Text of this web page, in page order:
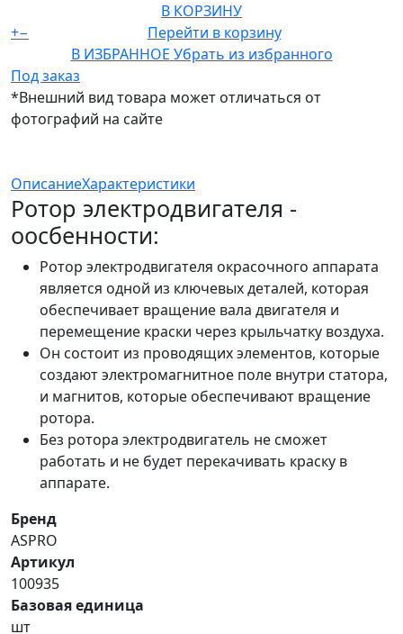
В КОРЗИНУ
+−
Перейти в корзину
В ИЗБРАННОЕ Убрать из избранного
Под заказ
*Внешний вид товара может отличаться от
фотографий на сайте
ОписаниеХарактеристики
Ротор электродвигателя -
оосбенности:
Ротор электродвигателя окрасочного аппарата
является одной из ключевых деталей, которая
обеспечивает вращение вала двигателя и
перемещение краски через крыльчатку воздуха.
Он состоит из проводящих элементов, которые
создают электромагнитное поле внутри статора,
и магнитов, которые обеспечивают вращение
ротора.
Без ротора электродвигатель не сможет
работать и не будет перекачивать краску в
аппарате.
Бренд
ASPRO
Артикул
100935
Базовая единица
шт